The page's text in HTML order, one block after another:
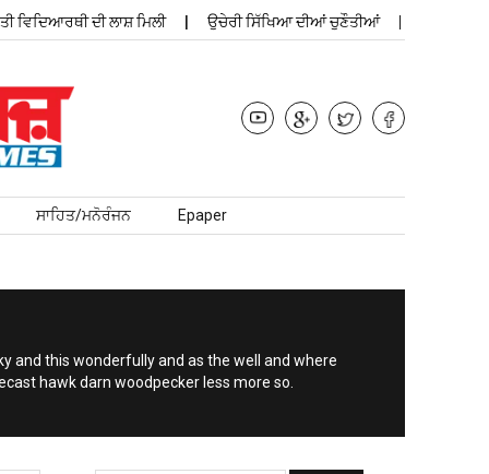
ਦੀ ਲਾਸ਼ ਮਿਲੀ ਉਚੇਰੀ ਸਿੱਖਿਆ ਦੀਆਂ ਚੁਣੌਤੀਆਂ
ਸਾਹਿਤ/ਮਨੋਰੰਜਨ Epaper
and this wonderfully and as the well and where
hawk darn woodpecker less more so.